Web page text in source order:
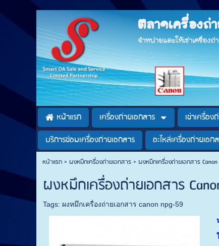
ตลาดเครื่อง
จำหน่ายและให้เช่าเครื่อ
หน้าแรก เครื่องถ่ายเอกสาร เช่าเครื่อง
บริการซ่อมเครื่องถ่ายเอกสาร
อะไหล่เครื่องถ่ายเอก
หน้าแรก> ผงหมึกเครื่องถ่ายเอกสาร> ผงหมึกเครื่องถ่ายเอกสาร
ผงหมึกเครื่องถ่ายเอกสาร
Tags: ผงหมึกเครื่องถ่ายเอกสาร canon npg-59